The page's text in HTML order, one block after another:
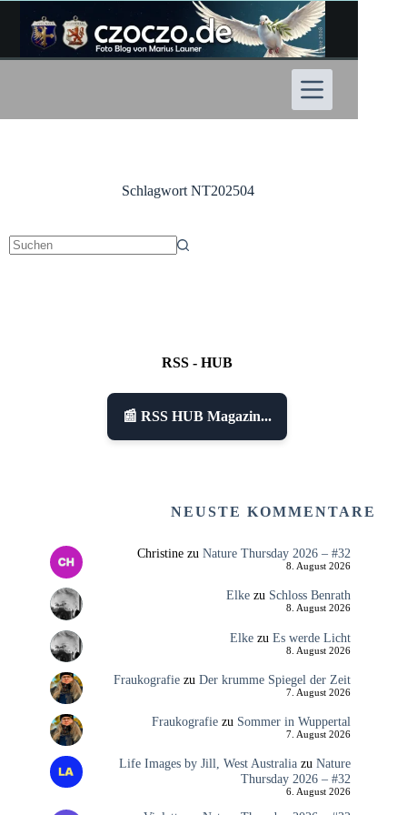
Inhalt
springen
Schlagwort NT202504
RSS - HUB
📰 RSS HUB Magazin...
NEUSTE KOMMENTARE
Christinezu Nature Thursday 2026 – #32
8. August 2026
Elkezu Schloss Benrath
8. August 2026
Elkezu Es werde Licht
8. August 2026
Fraukografiezu Der krumme Spiegel der Zeit
7. August 2026
Fraukografiezu Sommer in Wuppertal
7. August 2026
Life Images by Jill, West Australiazu Nature
Thursday 2026 – #32
6. August 2026